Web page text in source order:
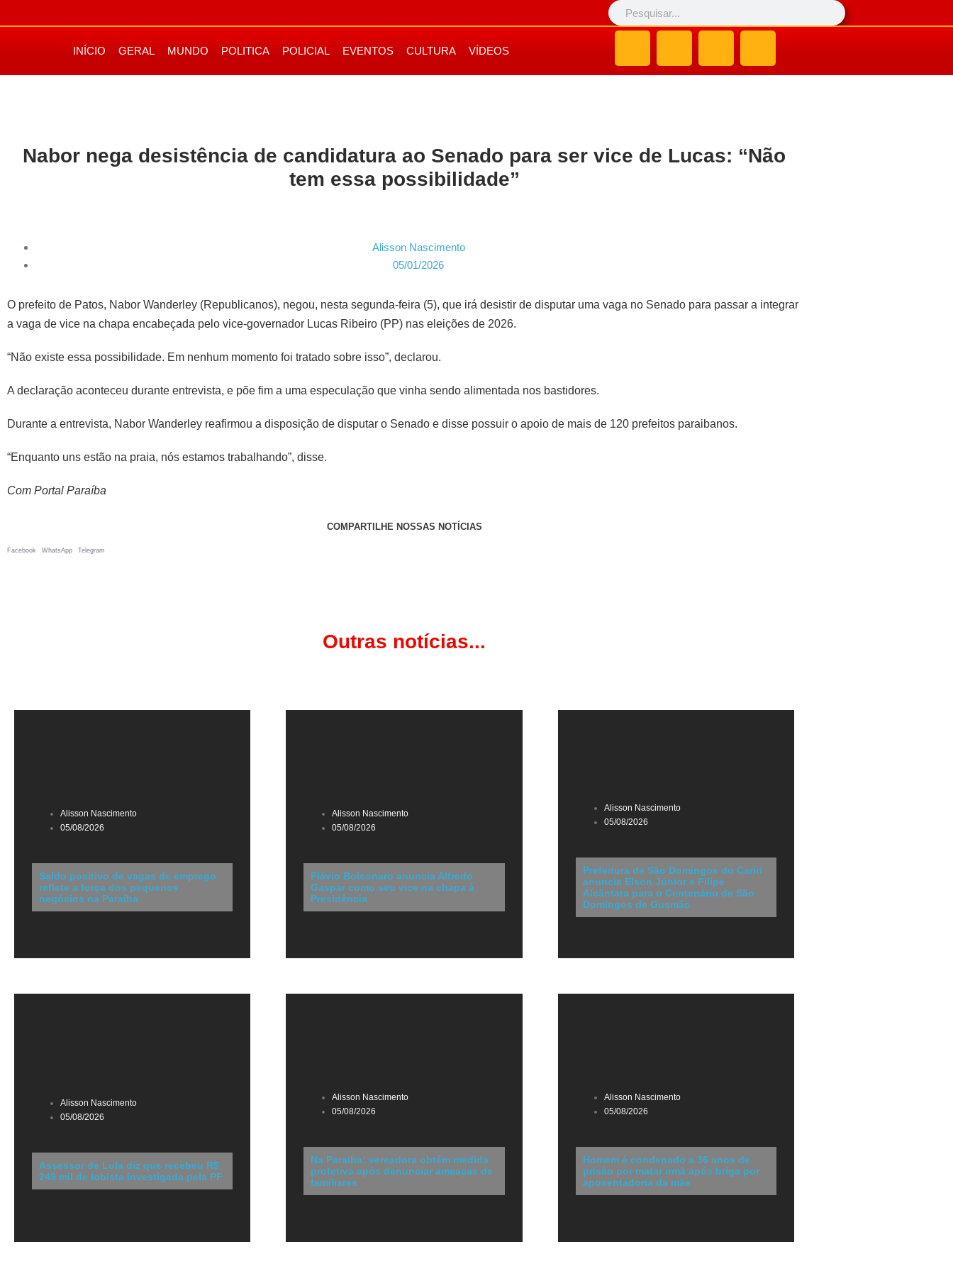
INÍCIO GERAL MUNDO POLITICA POLICIAL EVENTOS CULTURA VÍDEOS
Nabor nega desistência de candidatura ao Senado para ser vice de Lucas: “Não
tem essa possibilidade”
Alisson Nascimento
05/01/2026
O prefeito de Patos, Nabor Wanderley (Republicanos), negou, nesta segunda-feira (5), que irá desistir de disputar uma vaga no Senado para passar a integrar
a vaga de vice na chapa encabeçada pelo vice-governador Lucas Ribeiro (PP) nas eleições de 2026.
“Não existe essa possibilidade. Em nenhum momento foi tratado sobre isso”, declarou.
A declaração aconteceu durante entrevista, e põe fim a uma especulação que vinha sendo alimentada nos bastidores.
Durante a entrevista, Nabor Wanderley reafirmou a disposição de disputar o Senado e disse possuir o apoio de mais de 120 prefeitos paraibanos.
“Enquanto uns estão na praia, nós estamos trabalhando”, disse.
Com Portal Paraíba
COMPARTILHE NOSSAS NOTÍCIAS
Facebook WhatsApp Telegram
Outras notícias...
Alisson Nascimento
05/08/2026
Saldo positivo de vagas de emprego
reflete a força dos pequenos
negócios na Paraíba
Alisson Nascimento
05/08/2026
Flávio Bolsonaro anuncia Alfredo
Gaspar como seu vice na chapa à
Presidência
Alisson Nascimento
05/08/2026
Prefeitura de São Domingos do Cariri
anuncia Elson Júnior e Filipe
Alcântara para o Centenário de São
Domingos de Gusmão
Alisson Nascimento
05/08/2026
Assessor de Lula diz que recebeu R$
249 mil de lobista investigada pela PF
Alisson Nascimento
05/08/2026
Na Paraíba: vereadora obtém medida
protetiva após denunciar ameaças de
familiares
Alisson Nascimento
05/08/2026
Homem é condenado a 36 anos de
prisão por matar irmã após briga por
aposentadoria da mãe